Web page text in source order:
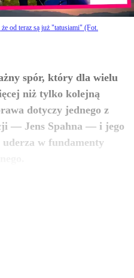
od teraz są już "tatusiami" (Fot.
spór, który dla wielu
niż tylko kolejną
dotyczy jednego z
— Jens Spahna — i jego
w fundamenty
zobacz więcej